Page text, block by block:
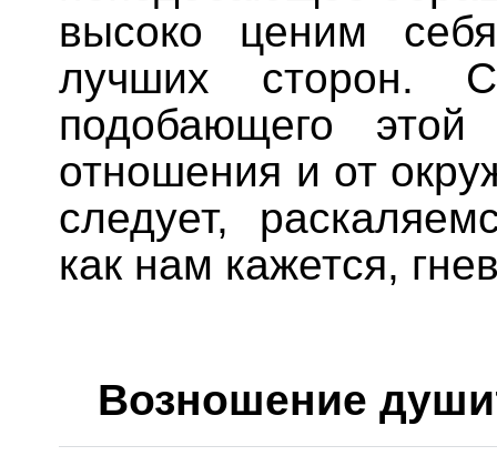
высоко ценим
лучших сторон.
подобающего этой
отношения и от
следует,
как нам кажется,
Возношение